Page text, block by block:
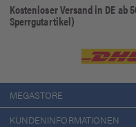
Kostenloser Versand in DE ab
Sperrgutartikel)
MEGASTORE
KUNDENINFORMATIONEN